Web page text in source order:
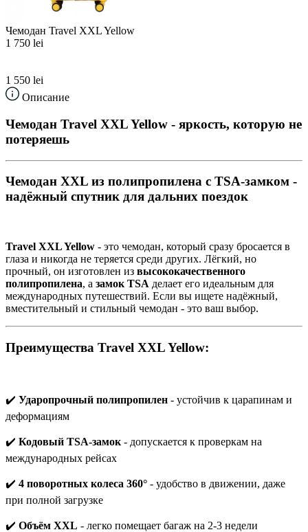
Чемодан Travel XXL Yellow
1 750 lei
1 550 lei
Описание
Чемодан Travel XXL Yellow - яркость, которую не
потеряешь
Чемодан XXL из полипропилена с TSA-замком -
надёжный спутник для дальних поездок
Travel XXL Yellow - это чемодан, который сразу бросается в
глаза и никогда не теряется среди других. Лёгкий, но
прочный, он изготовлен из высококачественного
полипропилена, а замок TSA делает его идеальным для
международных путешествий. Если вы ищете надёжный,
вместительный и стильный чемодан - это ваш выбор.
Преимущества Travel XXL Yellow:
✔️ Ударопрочный полипропилен - устойчив к царапинам и
деформациям
✔️ Кодовый TSA-замок - допускается к проверкам на
международных рейсах
✔️ 4 поворотных колеса 360° - удобство в движении, даже
при полной загрузке
✔️ Объём XXL - легко помещает багаж на 2-3 недели